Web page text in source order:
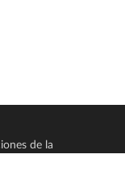
de la